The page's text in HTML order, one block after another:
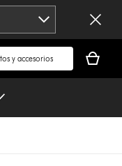
cesta
está